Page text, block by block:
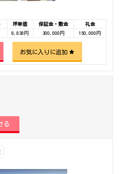
坪単価 保証金・敷金
礼金
8,838円 300,000円 150,000円
お気に入りに追加